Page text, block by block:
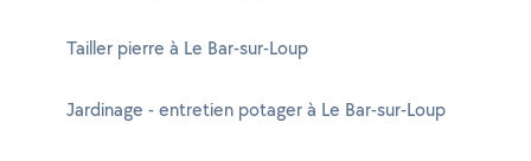
Tailler pierre à Le Bar-sur-Loup
Jardinage - entretien potager à Le Bar-sur-Loup